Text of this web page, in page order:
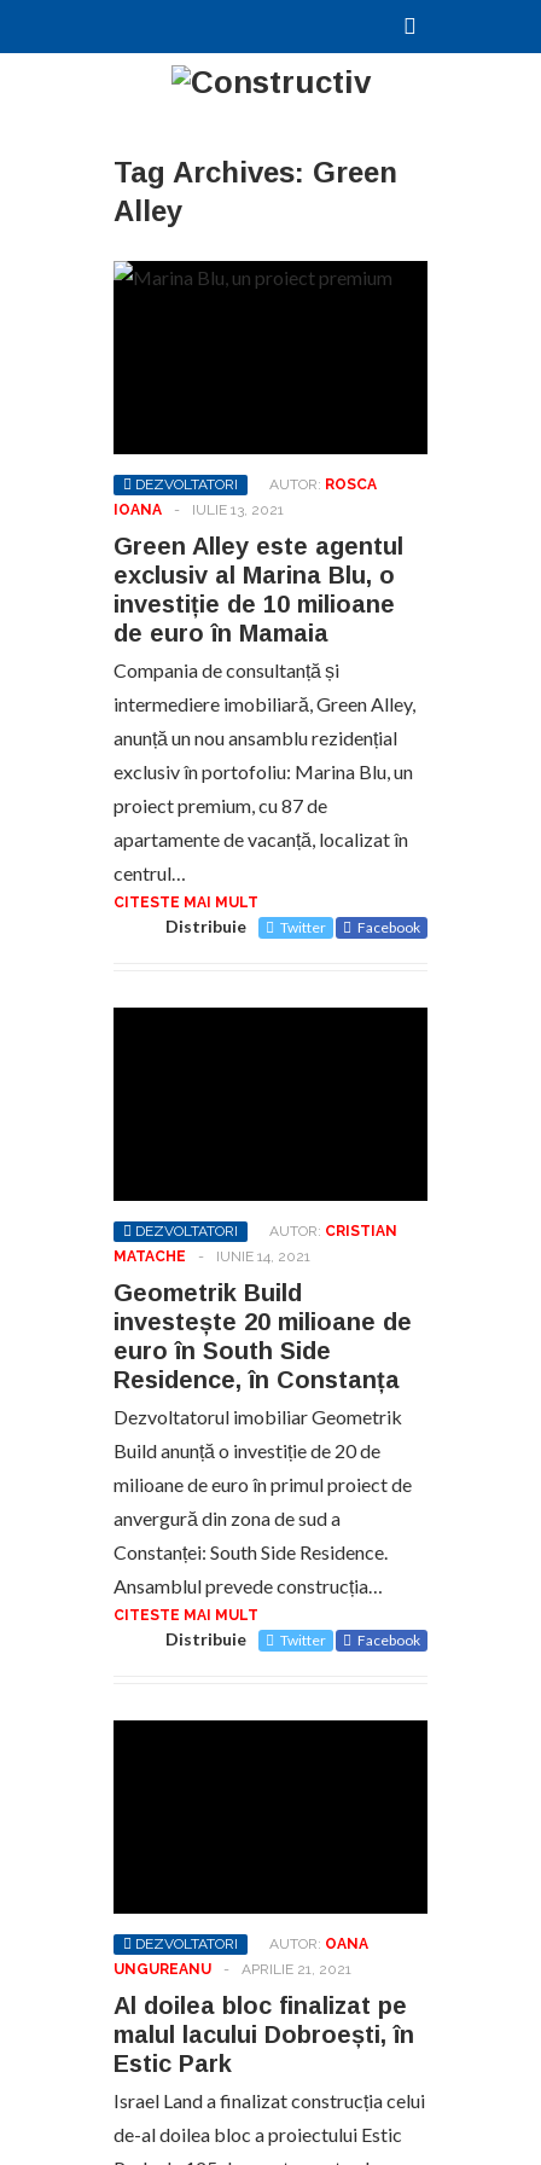
Tag Archives: Green
Alley
DEZVOLTATORI AUTOR: ROSCA
IOANA
- IULIE 13, 2021
Green Alley este agentul
exclusiv al Marina Blu, o
investiție de 10 milioane
de euro în Mamaia
Compania de consultanță și
intermediere imobiliară, Green Alley,
anunță un nou ansamblu rezidențial
exclusiv în portofoliu: Marina Blu, un
proiect premium, cu 87 de
apartamente de vacanță, localizat în
centrul…
CITESTE MAI MULT
Distribuie Twitter Facebook
DEZVOLTATORI AUTOR: CRISTIAN
MATACHE
- IUNIE 14, 2021
Geometrik Build
investește 20 milioane de
euro în South Side
Residence, în Constanța
Dezvoltatorul imobiliar Geometrik
Build anunță o investiție de 20 de
milioane de euro în primul proiect de
anvergură din zona de sud a
Constanței: South Side Residence.
Ansamblul prevede construcția…
CITESTE MAI MULT
Distribuie Twitter Facebook
DEZVOLTATORI AUTOR: OANA
UNGUREANU
- APRILIE 21, 2021
Al doilea bloc finalizat pe
malul lacului Dobroești, în
Estic Park
Israel Land a finalizat construcția celui
de-al doilea bloc a proiectului Estic